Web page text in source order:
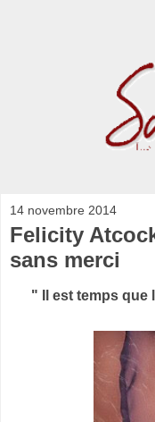
14 novembre 2014
Felicity
sans merci
" Il est temps que